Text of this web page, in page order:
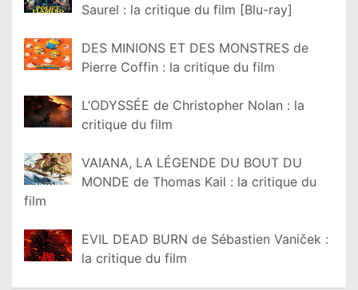
Saurel : la critique du film [Blu-ray]
DES MINIONS ET DES MONSTRES de
Pierre Coffin : la critique du film
L’ODYSSÉE de Christopher Nolan : la
critique du film
VAIANA, LA LÉGENDE DU BOUT DU
MONDE de Thomas Kail : la critique du
film
EVIL DEAD BURN de Sébastien Vaniček :
la critique du film